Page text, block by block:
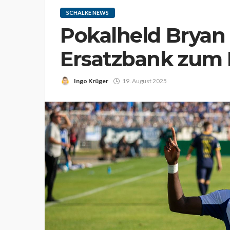
SCHALKE NEWS
Pokalheld
Ersatzbank
Ingo Krüger 19. August 2025